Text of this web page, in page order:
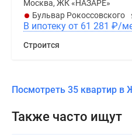
Москва, ЖК «НАЗАРÉ»
Бульвар Рокоссовского
В ипотеку от 61 281 ₽/
Строится
Посмотреть 35 квартир в
Также часто ищут